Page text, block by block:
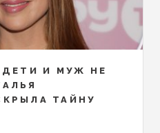
И МУЖ НЕ
ТАЙНУ